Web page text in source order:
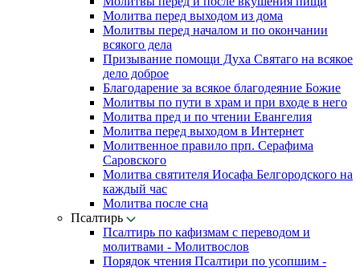
Молитва перед выходом из дома
Молитвы перед началом и по окончании
всякого дела
Призывание помощи Духа Святаго на всякое
дело доброе
Благодарение за всякое благодеяние Божие
Молитвы по пути в храм и при входе в него
Молитва пред и по чтении Евангелия
Молитва перед выходом в Интернет
Молитвенное правило прп. Серафима
Саровского
Молитва святителя Иосафа Белгородского на
каждый час
Молитва после сна
Псалтирь
Псалтирь по кафизмам с переводом и
молитвами - Молитвослов
Порядок чтения Псалтири по усопшим -